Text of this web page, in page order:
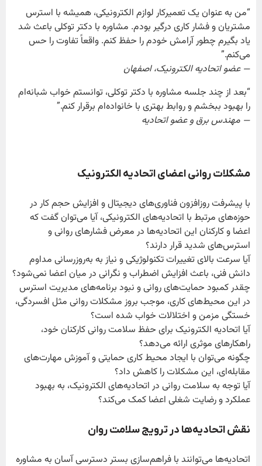
“من به عنوان یک تعمیرکار لوازم الکترونیکی، همیشه با استرس
مشتریان و فشار کاری درگیر بودم. مشاوره با دکتر توکلی باعث شد
یاد بگیرم چطور آرامش خودم را حفظ کنم. واقعاً تفاوت را حس
می‌کنم.”
— عضو اتحادیه الکترونیک، اصفهان
“بعد از چند جلسه مشاوره با دکتر توکلی، توانستم خواب شبانه‌ام
را بهبود ببخشم و روابط بهتری با خانواده‌ام برقرار کنم.”
— مهندس برق و عضو اتحادیه
مشکلات روانی اعضای اتحادیه الکترونیک
با پیشرفت روزافزون فناوری‌های دیجیتال و افزایش حجم کار در
حوزه‌های مرتبط با اتحادیه‌های الکترونیکی، آیا می‌توان گفت که
اعضا و کارکنان این اتحادیه‌ها در معرض فشارهای روانی و
استرس‌های شدید قرار دارند؟
آیا سرعت بالای تغییرات تکنولوژیکی و نیاز به به‌روزرسانی مداوم
دانش فنی، باعث افزایش اضطراب و نگرانی در میان اعضا نمی‌شود؟
چقدر کمبود حمایت‌های روانی و نبود برنامه‌های مدیریت استرس
در این محیط‌های کاری، موجب بروز مشکلات روانی مثل افسردگی،
خستگی مزمن و اختلالات خواب شده است؟
آیا اتحادیه الکترونیک برای حفظ سلامت روانی کارکنان خود،
راهکارهای موثری ارائه می‌دهد؟
چگونه می‌توان با ایجاد محیط کاری حمایتی و آموزش مهارت‌های
مقابله‌ای، این مشکلات را کاهش داد؟
آیا توجه به سلامت روانی در اتحادیه‌های الکترونیک، به بهبود
عملکرد و رضایت شغلی اعضا کمک می‌کند؟
نقش اتحادیه‌ها در ترویج سلامت روان
اتحادیه‌ها می‌توانند با فراهم‌سازی بستر دسترسی آسان به مشاوره